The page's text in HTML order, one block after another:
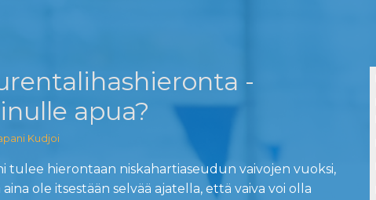
-
apua?
Kudjoi
tulee hierontaan niskahartiaseudun vaivojen vuoksi,
aina ole itsestään selvää ajatella, että vaiva voi olla